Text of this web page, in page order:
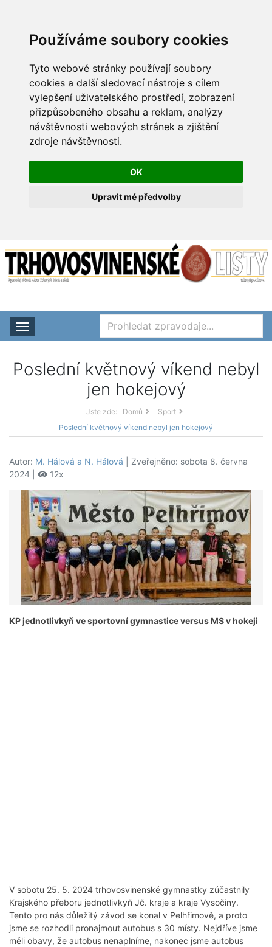
Používáme soubory cookies
Tyto webové stránky používají soubory
cookies a další sledovací nástroje s cílem
vylepšení uživatelského prostředí, zobrazení
přizpůsobeného obsahu a reklam, analýzy
návštěvnosti webových stránek a zjištění
zdroje návštěvnosti.
OK
Upravit mé předvolby
Rozbalit nabídku
Poslední květnový víkend nebyl
jen hokejový
Jste zde: Domů
Sport
Poslední květnový víkend nebyl jen hokejový
Autor: M. Hálová a N. Hálová | Zveřejněno: sobota 8. června
2024 |
12x
KP jednotlivkyň ve sportovní gymnastice versus MS v hokeji
V sobotu 25. 5. 2024 trhovosvinenské gymnastky zúčastnily
Krajského přeboru jednotlivkyň Jč. kraje a kraje Vysočiny.
Tento pro nás důležitý závod se konal v Pelhřimově, a proto
jsme se rozhodli pronajmout autobus s 30 místy. Nejdříve jsme
měli obavy, že autobus nenaplníme, nakonec jsme autobus